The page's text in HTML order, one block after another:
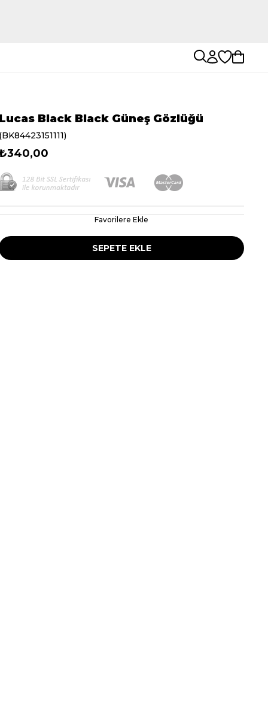
Lucas Black Black Güneş Gözlüğü
(BK84423151111)
Favorilere Ekle